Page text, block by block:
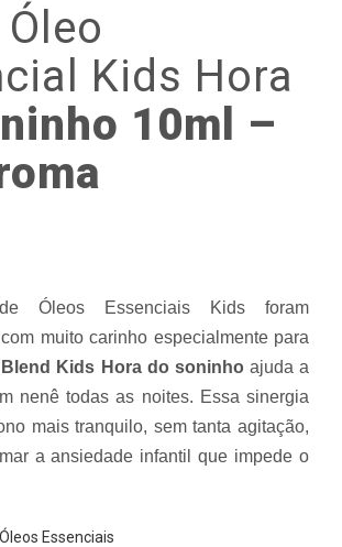
Óleo
Kids Hora
10ml –
Óleos Essenciais Kids foram
muito carinho especialmente para
Blend Kids Hora do soninhoajuda a
nenê todas as noites. Essa sinergia
mais tranquilo, sem tanta agitação,
a ansiedade infantil que impede o
Óleos Essenciais